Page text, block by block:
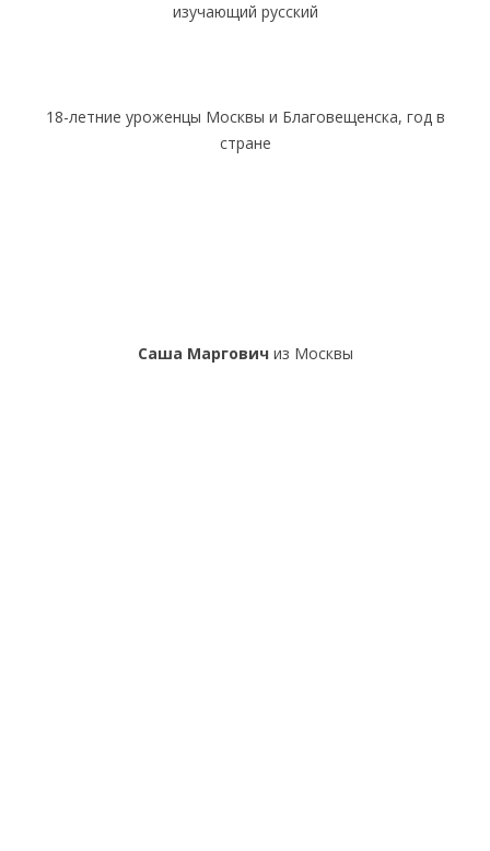
изучающий русский
18-летние уроженцы Москвы и Благовещенска, год в
стране
Саша Марговичиз Москвы